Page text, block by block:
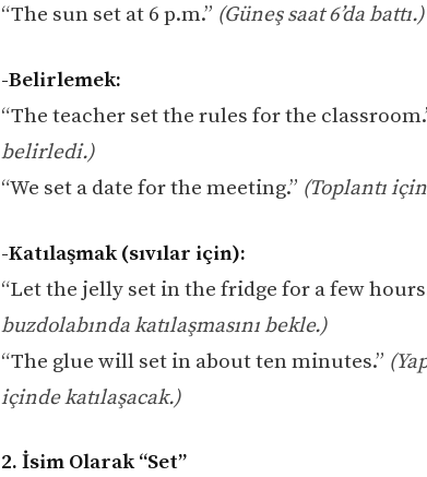
“The sun set at 6 p.m.” (Güneş saat 6’da battı.)
-Belirlemek:
“The teacher set the rules for the
belirledi.)
“We set a date for the meeting.” (Toplantı
-Katılaşmak (sıvılar için):
“Let the jelly set in the fridge for a few
buzdolabında katılaşmasını bekle.)
“The glue will set in about ten minutes.”
içinde katılaşacak.)
2. İsim Olarak “Set”